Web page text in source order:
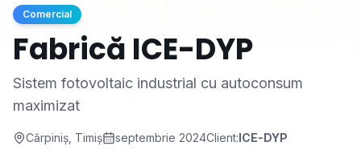
Comercial
Fabrică ICE-DYP
Sistem fotovoltaic industrial cu autoconsum
maximizat
Cărpiniș , Timiș septembrie 2024Client:ICE-DYP